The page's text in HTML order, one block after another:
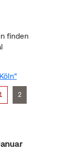
finden
2